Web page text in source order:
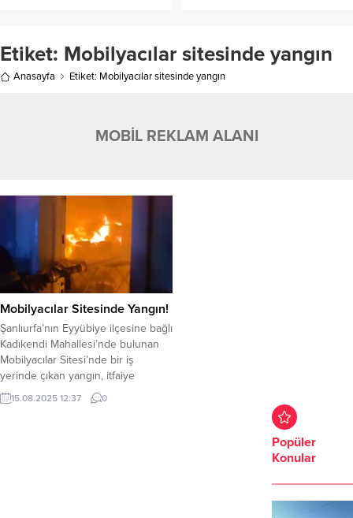
Etiket: Mobilyacılar sitesinde yangın
Anasayfa Etiket: Mobilyacılar sitesinde yangın
MOBİL REKLAM ALANI
Mobilyacılar Sitesinde Yangın!
Şanlıurfa’nın Eyyübiye ilçesine bağlı
Kadıkendi Mahallesi’nde bulunan
Mobilyacılar Sitesi’nde bir iş
yerinde çıkan yangın, itfaiye
ekiplerinin hızlı ve etkili
müdahalesiyle kontrol altına
15.08.2025 12:37 0
Popüler
Konular